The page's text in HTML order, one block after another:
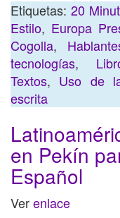
Etiquetas: 20
Estilo, Europa
Cogolla,
tecnologías,
Textos, Uso de
escrita
en Pekín
Español
Verenlace